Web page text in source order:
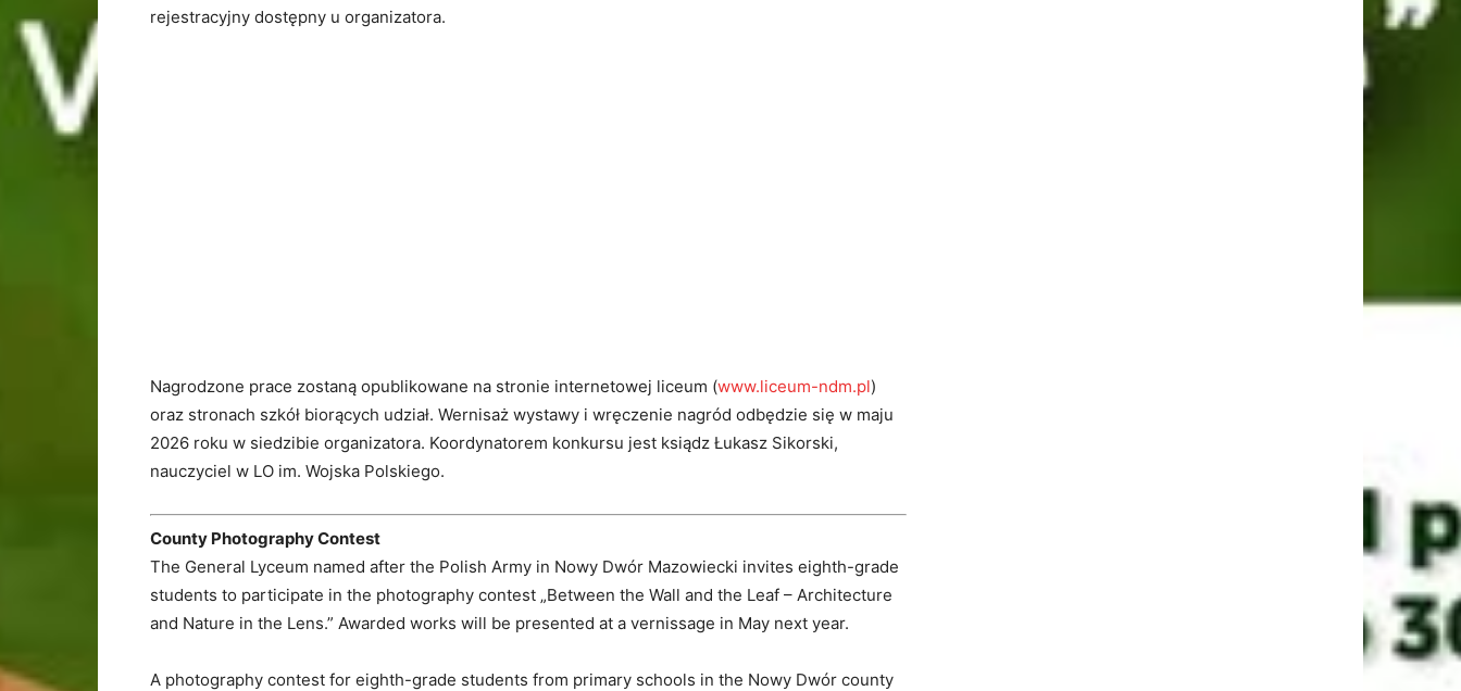
rejestracyjny dostępny u organizatora.
Nagrodzone prace zostaną opublikowane na stronie internetowej liceum (www.liceum-ndm.pl)
oraz stronach szkół biorących udział. Wernisaż wystawy i wręczenie nagród odbędzie się w maju
2026 roku w siedzibie organizatora. Koordynatorem konkursu jest ksiądz Łukasz Sikorski,
nauczyciel w LO im. Wojska Polskiego.
County Photography Contest
The General Lyceum named after the Polish Army in Nowy Dwór Mazowiecki invites eighth-grade
students to participate in the photography contest „Between the Wall and the Leaf – Architecture
and Nature in the Lens.” Awarded works will be presented at a vernissage in May next year.
A photography contest for eighth-grade students from primary schools in the Nowy Dwór county